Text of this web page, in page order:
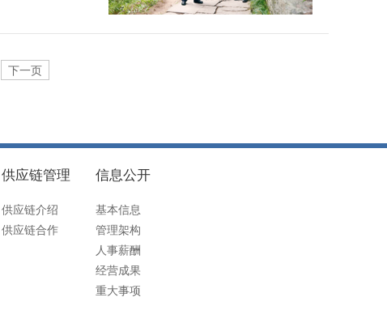
下一页
供应链管理
供应链介绍
供应链合作
信息公开
基本信息
管理架构
人事薪酬
经营成果
重大事项